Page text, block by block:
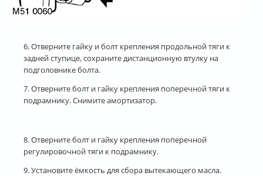
6. Отверните гайку и болт крепления продольной тяги к
задней ступице, сохраните дистанционную втулку на
подголовнике болта.
7. Отверните болт и гайку крепления поперечной тяги к
подрамнику. Снимите амортизатор.
8. Отверните болт и гайку крепления поперечной
регулировочной тяги к подрамнику.
9. Установите ёмкость для сбора вытекающего масла.